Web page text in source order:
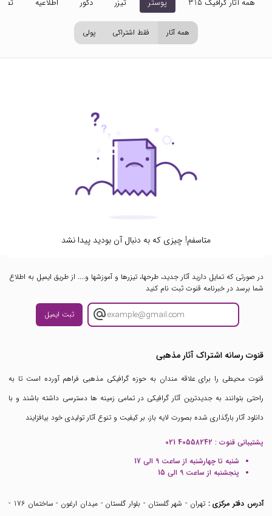
همه آثار گرافیک 315 پوستر تیزر دکور اطلاعیه
همه آثار فقط اشتراکی پولی
متاسفم! چیزی که به دنبال آن بودید پیدا نشد
در صورتی که تمایل دارید آثار جدید، طرحها، تیزرها و آموزشها و.... از طریق ایمیل به اطلاع
شما برسد در خبرنامه قنوت ثبت نام کنید
ثبت ایمیل
قنوت رسانه اشتراک آثار مذهبی
قنوت محیطی را برای علاقه مندان به حوزه گرافیکی مذهبی فراهم آورده است تا به
راحتی بتوانند به جدیدترین آثار گرافیکی در تمامی زمینه ها دسترسی داشته باشند و با
دانلود آثار بارگذاری شده بصورت لایه باز، بر کیفیت و تنوع آثار تولیدی خود بیافزایند
پشتیبانی قنوت : 021 40558242
شنبه تا چهارشنبه از ساعت 9 الی 17
پنجشنبه از ساعت 9 الی 15
آدرس دفتر مرکزی :
تهران - شهر گلستان - بلوار گلستان - میدان ارغون - ساختمان 176 -